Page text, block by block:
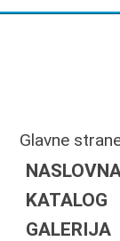
Glavne
KATALOG
GALERIJA